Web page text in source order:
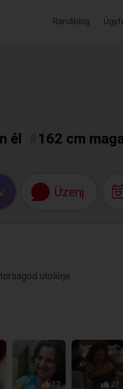
Randiblog
él 162 cm
Üzenj
utolérje.
27 27